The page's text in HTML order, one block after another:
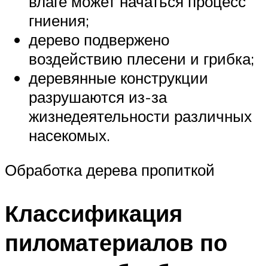
гниения;
дерево подвержено
воздействию плесени и грибка;
деревянные конструкции
разрушаются из-за
жизнедеятельности различных
насекомых.
Обработка дерева пропиткой
Классификация
пиломатериалов по